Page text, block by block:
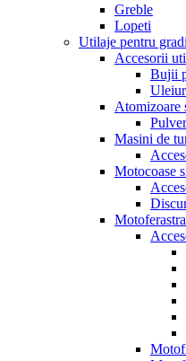
Greble
Lopeti
Utilaje pentru
Accesorii
Bujii
Atomizoare
Masini de
Motocoase